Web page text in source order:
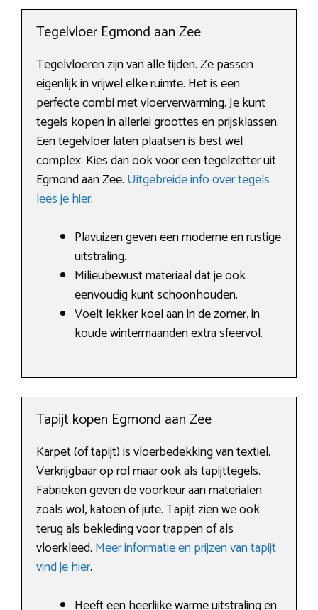
Tegelvloer Egmond aan Zee
Tegelvloeren zijn van alle tijden. Ze passen
eigenlijk in vrijwel elke ruimte. Het is een
perfecte combi met vloerverwarming. Je kunt
tegels kopen in allerlei groottes en prijsklassen.
Een tegelvloer laten plaatsen is best wel
complex. Kies dan ook voor een tegelzetter uit
Egmond aan Zee. Uitgebreide info over tegels
lees je hier.
Plavuizen geven een moderne en rustige
uitstraling.
Milieubewust materiaal dat je ook
eenvoudig kunt schoonhouden.
Voelt lekker koel aan in de zomer, in
koude wintermaanden extra sfeervol.
Tapijt kopen Egmond aan Zee
Karpet (of tapijt) is vloerbedekking van textiel.
Verkrijgbaar op rol maar ook als tapijttegels.
Fabrieken geven de voorkeur aan materialen
zoals wol, katoen of jute. Tapijt zien we ook
terug als bekleding voor trappen of als
vloerkleed. Meer informatie en prijzen van tapijt
vind je hier.